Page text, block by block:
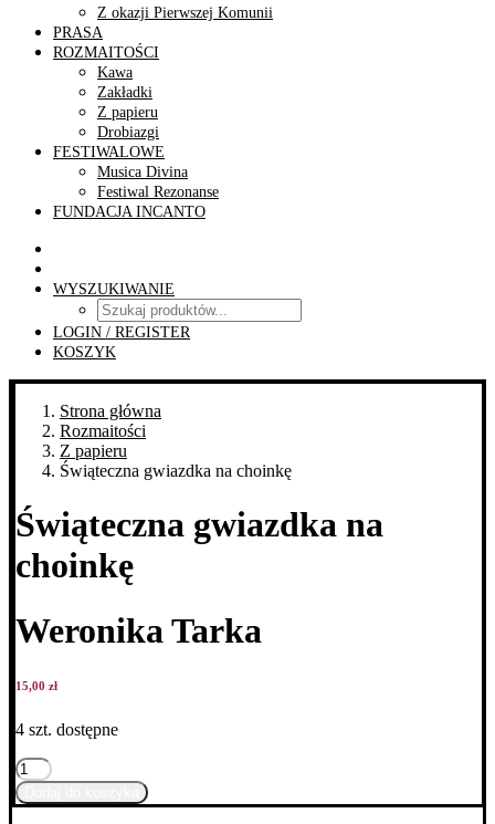
Z okazji Pierwszej Komunii
PRASA
ROZMAITOŚCI
Kawa
Zakładki
Z papieru
Drobiazgi
FESTIWALOWE
Musica Divina
Festiwal Rezonanse
FUNDACJA INCANTO
WYSZUKIWANIE
LOGIN / REGISTER
KOSZYK
Strona główna
Rozmaitości
Z papieru
Świąteczna gwiazdka na choinkę
Świąteczna gwiazdka na
choinkę
Weronika Tarka
15,00 zł
4 szt. dostępne
ilość
Świąteczna
gwiazdka